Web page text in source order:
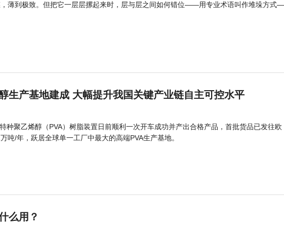
，薄到极致。但把它一层层摞起来时，层与层之间如何错位——用专业术语叫作堆垛方
生产基地建成 大幅提升我国关键产业链自主可控水平
种聚乙烯醇（PVA）树脂装置日前顺利一次开车成功并产出合格产品，首批货品已发往欧
吨/年，跃居全球单一工厂中最大的高端PVA生产基地。
么用？